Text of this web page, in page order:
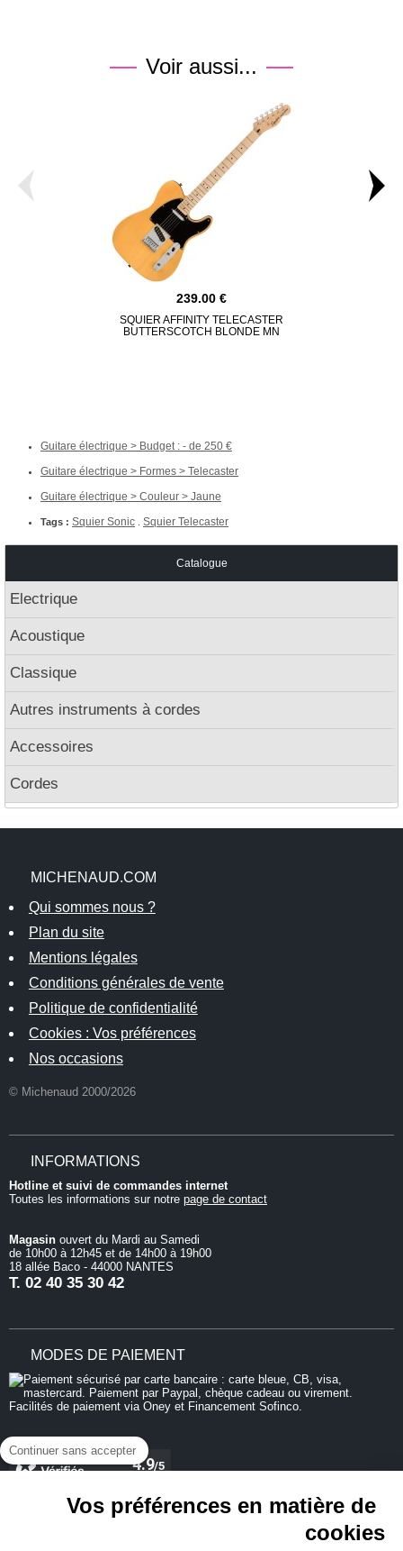
Continuer sans accepter
Vos préférences en matière de
cookies
Voir aussi...
239.00
SQUIER AFFINITY TELECASTER
BUTTERSCOTCH BLONDE MN
Guitare électrique > Budget : - de 250
Guitare électrique > Formes > Telecaster
Guitare électrique > Couleur > Jaune
Tags : Squier Sonic Squier Telecaster
Catalogue
Electrique
Acoustique
Classique
Autres instruments à cordes
Accessoires
Cordes
MICHENAUD.COM
Qui sommes nous ?
Plan du site
Mentions légales
Conditions générales de vente
Politique de confidentialité
Cookies : Vos préférences
Nos occasions
© Michenaud 2000/2026
INFORMATIONS
Hotline et suivi de commandes internet
Toutes les informations sur notre page de contact
Magasin ouvert du Mardi au Samedi
de 10h00 à 12h45 et de 14h00 à 19h00
18 allée Baco - 44000 NANTES
T. 02 40 35 30 42
MODES DE PAIEMENT